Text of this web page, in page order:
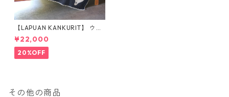
【LAPUAN KANKURIT】 ウー
ルブランケット（フル130×18
0cm）
¥22,000
20%OFF
その他の商品